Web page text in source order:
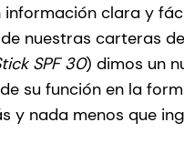
clara y
nuestras carteras
SPF 30) dimos un
su función en la
y nada menos que